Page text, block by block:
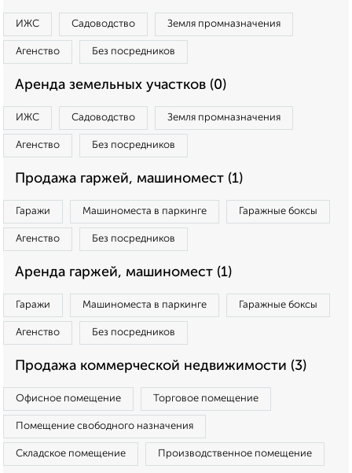
ИЖС Садоводство Земля промназначения
Агенство Без посредников
Аренда земельных участков (0)
ИЖС Садоводство Земля промназначения
Агенство Без посредников
Продажа гаржей, машиномест (1)
Гаражи Машиноместа в паркинге Гаражные боксы
Агенство Без посредников
Аренда гаржей, машиномест (1)
Гаражи Машиноместа в паркинге Гаражные боксы
Агенство Без посредников
Продажа коммерческой недвижимости (3)
Офисное помещение Торговое помещение
Помещение свободного назначения
Складское помещение Производственное помещение